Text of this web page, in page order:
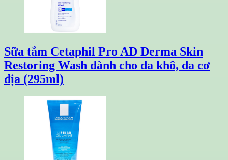
Sữa tắm Cetaphil Pro AD Derma Skin
Restoring Wash dành cho da khô, da cơ
địa (295ml)